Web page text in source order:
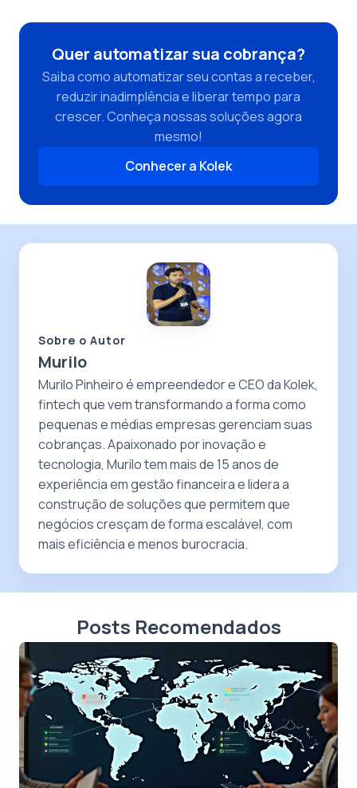
Quer automatizar sua cobrança?
Saiba como automatizar seu contas a receber,
reduzir inadimplência e liberar tempo para
crescer. Conheça nossas soluções agora
mesmo!
Conhecer a Kolek
Sobre o Autor
Murilo
Murilo Pinheiro é empreendedor e CEO da Kolek,
fintech que vem transformando a forma como
pequenas e médias empresas gerenciam suas
cobranças. Apaixonado por inovação e
tecnologia, Murilo tem mais de 15 anos de
experiência em gestão financeira e lidera a
construção de soluções que permitem que
negócios cresçam de forma escalável, com
mais eficiência e menos burocracia.
Posts Recomendados